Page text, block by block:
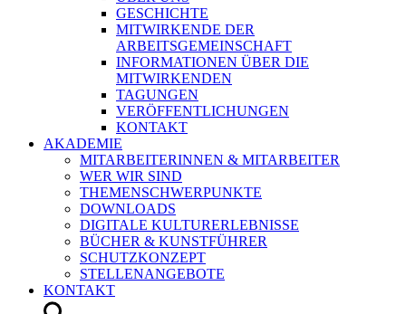
GESCHICHTE
MITWIRKENDE DER
ARBEITSGEMEINSCHAFT
INFORMATIONEN ÜBER DIE
MITWIRKENDEN
TAGUNGEN
VERÖFFENTLICHUNGEN
KONTAKT
AKADEMIE
MITARBEITERINNEN & MITARBEITER
WER WIR SIND
THEMENSCHWERPUNKTE
DOWNLOADS
DIGITALE KULTURERLEBNISSE
BÜCHER & KUNSTFÜHRER
SCHUTZKONZEPT
STELLENANGEBOTE
KONTAKT